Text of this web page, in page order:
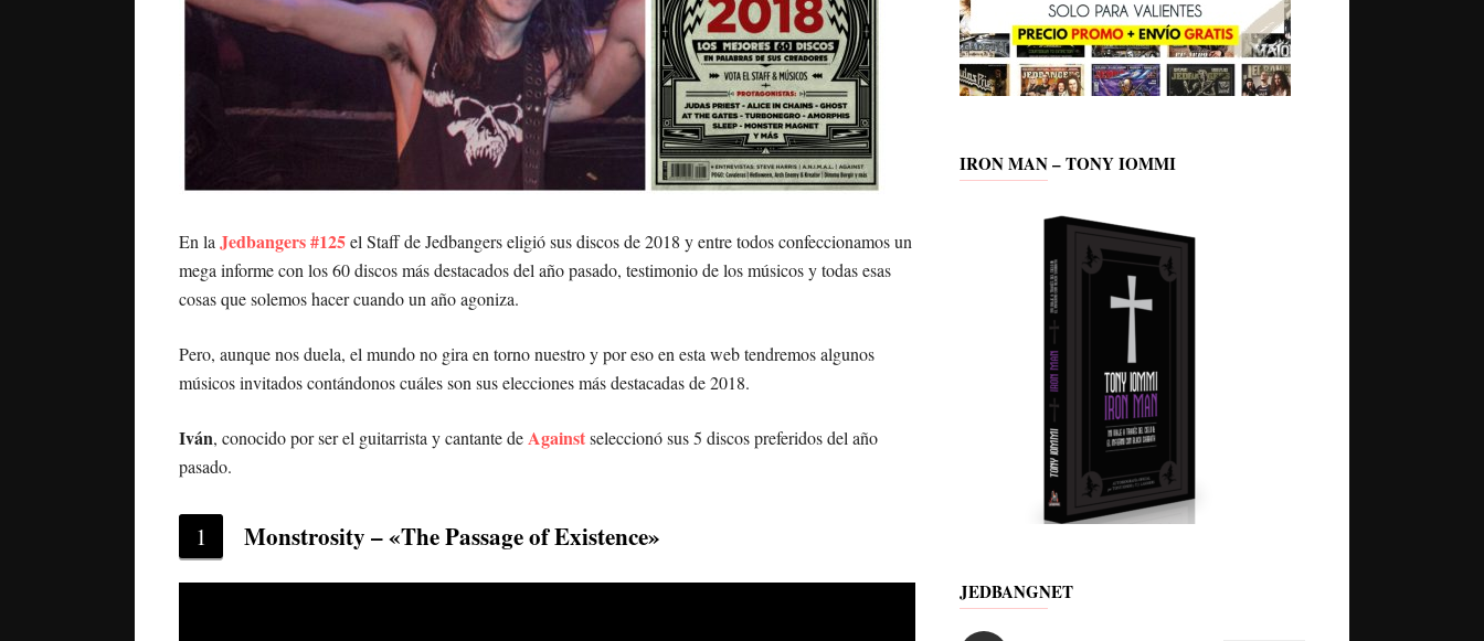
En la Jedbangers #125el Staff de Jedbangers eligió sus discos de 2018 y entre todos confeccionamos un
mega informe con los 60 discos más destacados del año pasado, testimonio de los músicos y todas esas
cosas que solemos hacer cuando un año agoniza.
Pero, aunque nos duela, el mundo no gira en torno nuestro y por eso en esta web tendremos algunos
músicos invitados contándonos cuáles son sus elecciones más destacadas de 2018.
Iván, conocido por ser el guitarrista y cantante deAgainstseleccionó sus 5 discos preferidos del año
pasado.
1 Monstrosity – «The Passage of Existence»
IRON MAN – TONY IOMMI
JEDBANGNET